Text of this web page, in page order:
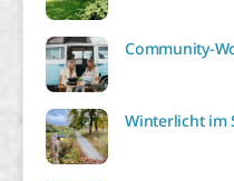
Community-
Winterlicht im